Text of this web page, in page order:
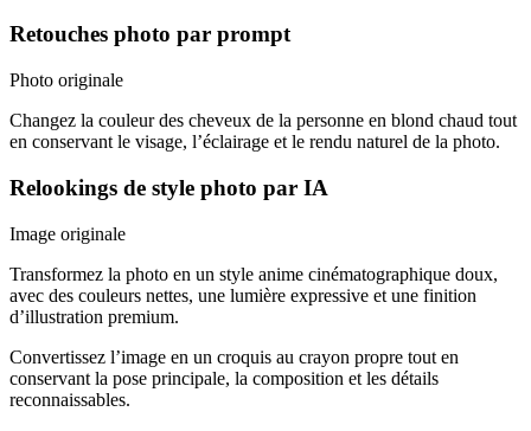
Retouches photo par prompt
Photo originale
Changez la couleur des cheveux de la personne en blond chaud tout
en conservant le visage, l’éclairage et le rendu naturel de la photo.
Relookings de style photo par IA
Image originale
Transformez la photo en un style anime cinématographique doux,
avec des couleurs nettes, une lumière expressive et une finition
d’illustration premium.
Convertissez l’image en un croquis au crayon propre tout en
conservant la pose principale, la composition et les détails
reconnaissables.